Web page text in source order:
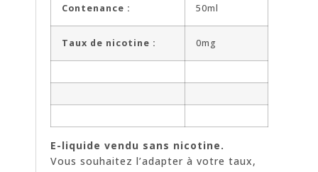
Contenance : 50ml
Taux de nicotine : 0mg
E-liquide vendu sans nicotine.
Vous souhaitez l’adapter à votre taux,